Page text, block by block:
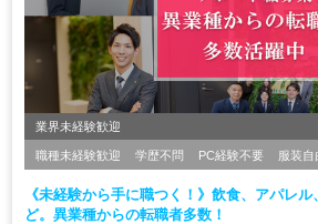
業界未経験歓迎
職種未経験歓迎 学歴不問 PC経験不要 服装自
《未経験から手に職つく！》飲食、アパレ
ど。異業種からの転職者多数！